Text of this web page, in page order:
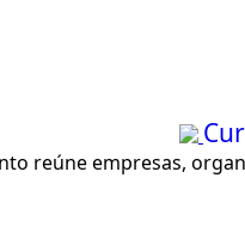
reúne empresas,